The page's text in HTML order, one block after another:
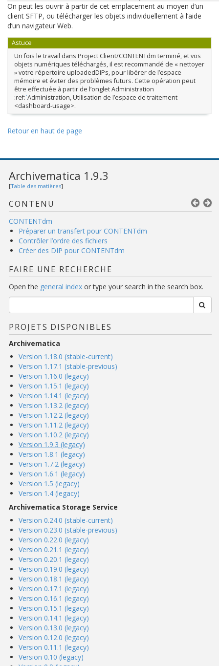
On peut les ouvrir à partir de cet emplacement au moyen d’un
client SFTP, ou télécharger les objets individuellement à l’aide
d’un navigateur Web.
Astuce
Un fois le travail dans Project Client/CONTENTdm terminé, et vos
objets numériques téléchargés, il est recommandé de « nettoyer
» votre répertoire uploadedDIPs, pour libérer de l’espace
mémoire et éviter des problèmes futurs. Cette opération peut
être effectuée à partir de l’onglet Administration
:ref:`Administration, Utilisation de l’espace de traitement
<dashboard-usage>.
Retour en haut de page
Archivematica 1.9.3
[Table des matières]
CONTENU
CONTENTdm
Préparer un transfert pour CONTENTdm
Contrôler l’ordre des fichiers
Créer des DIP pour CONTENTdm
FAIRE UNE RECHERCHE
Open the general index or type your search in the search box.
PROJETS DISPONIBLES
Archivematica
Version 1.18.0 (stable-current)
Version 1.17.1 (stable-previous)
Version 1.16.0 (legacy)
Version 1.15.1 (legacy)
Version 1.14.1 (legacy)
Version 1.13.2 (legacy)
Version 1.12.2 (legacy)
Version 1.11.2 (legacy)
Version 1.10.2 (legacy)
Version 1.9.3 (legacy)
Version 1.8.1 (legacy)
Version 1.7.2 (legacy)
Version 1.6.1 (legacy)
Version 1.5 (legacy)
Version 1.4 (legacy)
Archivematica Storage Service
Version 0.24.0 (stable-current)
Version 0.23.0 (stable-previous)
Version 0.22.0 (legacy)
Version 0.21.1 (legacy)
Version 0.20.1 (legacy)
Version 0.19.0 (legacy)
Version 0.18.1 (legacy)
Version 0.17.1 (legacy)
Version 0.16.1 (legacy)
Version 0.15.1 (legacy)
Version 0.14.1 (legacy)
Version 0.13.0 (legacy)
Version 0.12.0 (legacy)
Version 0.11.1 (legacy)
Version 0.10 (legacy)